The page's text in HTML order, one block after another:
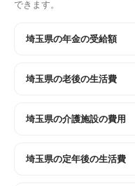
できます。
埼玉県の年金の受給額
埼玉県の老後の生活費
埼玉県の介護施設の費用
埼玉県の定年後の生活費